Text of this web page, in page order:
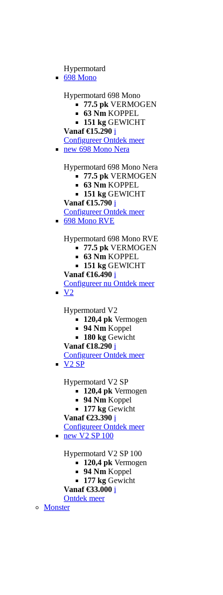
Hypermotard
698 Mono
Hypermotard 698 Mono
77.5 pk VERMOGEN
63 Nm KOPPEL
151 kg GEWICHT
Vanaf €15.290 i
Configureer Ontdek meer
new 698 Mono Nera
Hypermotard 698 Mono Nera
77.5 pk VERMOGEN
63 Nm KOPPEL
151 kg GEWICHT
Vanaf €15.790 i
Configureer Ontdek meer
698 Mono RVE
Hypermotard 698 Mono RVE
77.5 pk VERMOGEN
63 Nm KOPPEL
151 kg GEWICHT
Vanaf €16.490 i
Configureer nu Ontdek meer
V2
Hypermotard V2
120,4 pk Vermogen
94 Nm Koppel
180 kg Gewicht
Vanaf €18.290 i
Configureer Ontdek meer
V2 SP
Hypermotard V2 SP
120,4 pk Vermogen
94 Nm Koppel
177 kg Gewicht
Vanaf €23.390 i
Configureer Ontdek meer
new V2 SP 100
Hypermotard V2 SP 100
120,4 pk Vermogen
94 Nm Koppel
177 kg Gewicht
Vanaf €33.000 i
Ontdek meer
Monster